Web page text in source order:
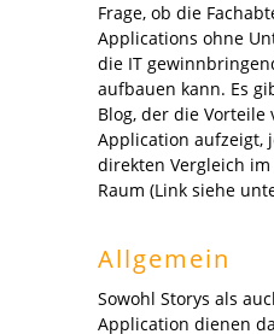
Frage, ob die
Applications ohne
die IT
aufbauen kann. Es
Blog, der die Vorteile
Application aufzeigt,
direkten Vergleich
Raum (Link siehe
Allgemein
Sowohl Storys als
Application dienen